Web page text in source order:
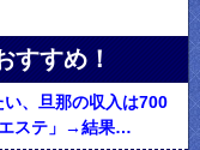
すすめ！
、旦那の収入は700
エステ」→結果…